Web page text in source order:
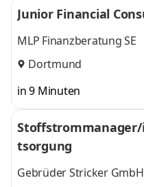
Junior Financial
MLP Finanzberatung SE
Dortmund
in 9 Minuten
Stoffstrommanager/
tsorgung
Gebrüder Stricker GmbH